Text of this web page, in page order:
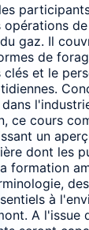
opérations
gaz. Il
de
et le
ce cours
un
dont les
formation
à
A l'issue